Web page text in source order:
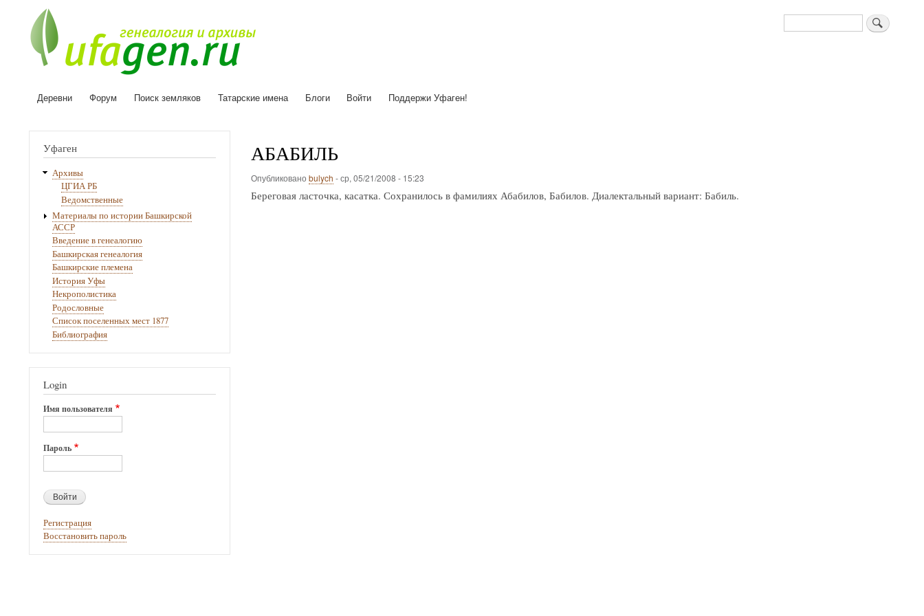
Поиск
Основная
Деревни Форум Поиск земляков Татарские имена Блоги Войти Поддержи Уфаген!
АБАБИЛЬ
Опубликовано bulych -ср, 05/21/2008 - 15:23
Береговая ласточка, касатка. Сохранилось в фамилиях Абабилов, Бабилов. Диалектальный вариант: Бабиль.
Уфаген
Архивы
ЦГИА РБ
Ведомственные
Материалы по истории Башкирской
АССР
Введение в генеалогию
Башкирская генеалогия
Башкирские племена
История Уфы
Некрополистика
Родословные
Список поселенных мест 1877
Библиография
Login
Имя пользователя
Пароль
Регистрация
Восстановить пароль